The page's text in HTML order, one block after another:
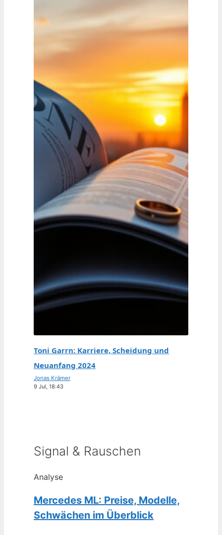
Toni Garrn: Karriere, Scheidung und
Neuanfang 2024
Jonas Krämer
9 Jul, 18:43
Signal & Rauschen
Analyse
Mercedes ML: Preise, Modelle,
Schwächen im Überblick